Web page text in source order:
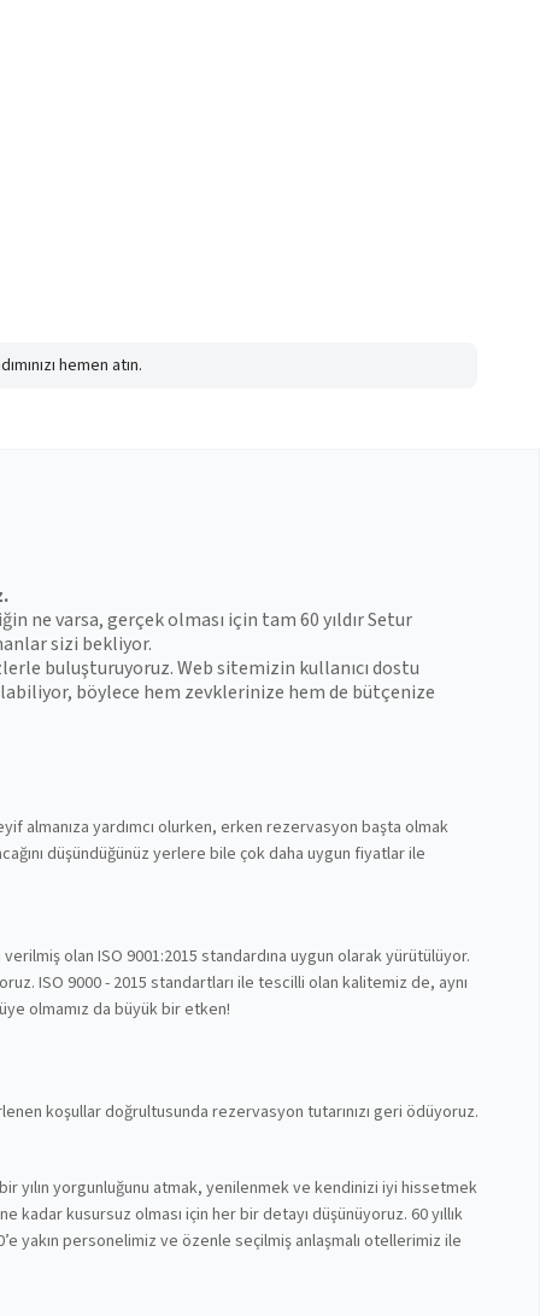
hemen atın.
ne varsa, gerçek olması için tam 60 yıldır Setur
sizi bekliyor.
buluşturuyoruz. Web sitemizin kullanıcı dostu
böylece hem zevklerinize hem de bütçenize
almanıza yardımcı olurken, erken rezervasyon başta olmak
düşündüğünüz yerlere bile çok daha uygun fiyatlar ile
olan ISO 9001:2015 standardına uygun olarak yürütülüyor.
ISO 9000 - 2015 standartları ile tescilli olan kalitemiz de, aynı
olmamız da büyük bir etken!
koşullar doğrultusunda rezervasyon tutarınızı geri ödüyoruz.
yılın yorgunluğunu atmak, yenilenmek ve kendinizi iyi hissetmek
kadar kusursuz olması için her bir detayı düşünüyoruz. 60 yıllık
yakın personelimiz ve özenle seçilmiş anlaşmalı otellerimiz ile